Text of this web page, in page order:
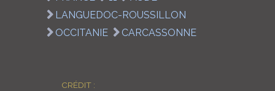
LANGUEDOC-ROUSSILLON
OCCITANIE
CARCASSONNE
CRÉDIT :